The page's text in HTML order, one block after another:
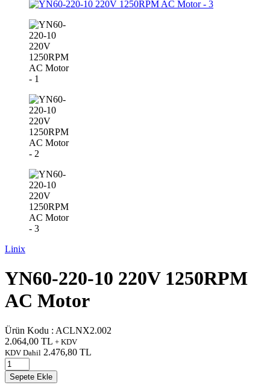
Linix
YN60-220-10 220V 1250RPM
AC Motor
Ürün Kodu : ACLNX2.002
2.064,00 TL + KDV
KDV Dahil 2.476,80 TL
Sepete Ekle